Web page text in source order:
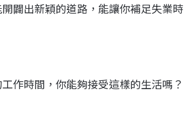
闢出新穎的道路，能讓你補足失業時
作時間，你能夠接受這樣的生活嗎？